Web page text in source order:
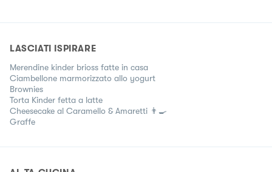
LASCIATI ISPIRARE
Merendine kinder brioss fatte in casa
Ciambellone marmorizzato allo yogurt
Brownies
Torta Kinder fetta a latte
Cheesecake al Caramello & Amaretti 👨‍🍳
Graffe